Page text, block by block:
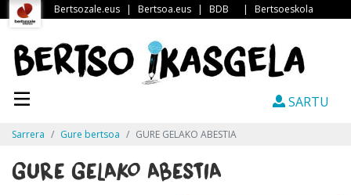
Bertsozale.eus | Bertsoa.eus | BDB | Bertsoeskola
SARTU
Sarrera Gure bertsoa GURE GELAKO ABESTIA
GURE GELAKO ABESTIA